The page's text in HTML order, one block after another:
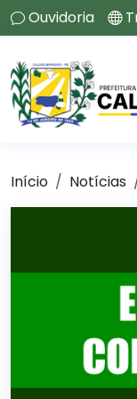
Ouvidoria
Início Notícias